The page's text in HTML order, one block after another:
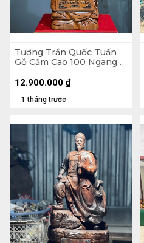
Tượng Trần Quốc Tuấn
Gỗ Cẩm Cao 100 Ngang
1 tháng trước
12.900.000 ₫